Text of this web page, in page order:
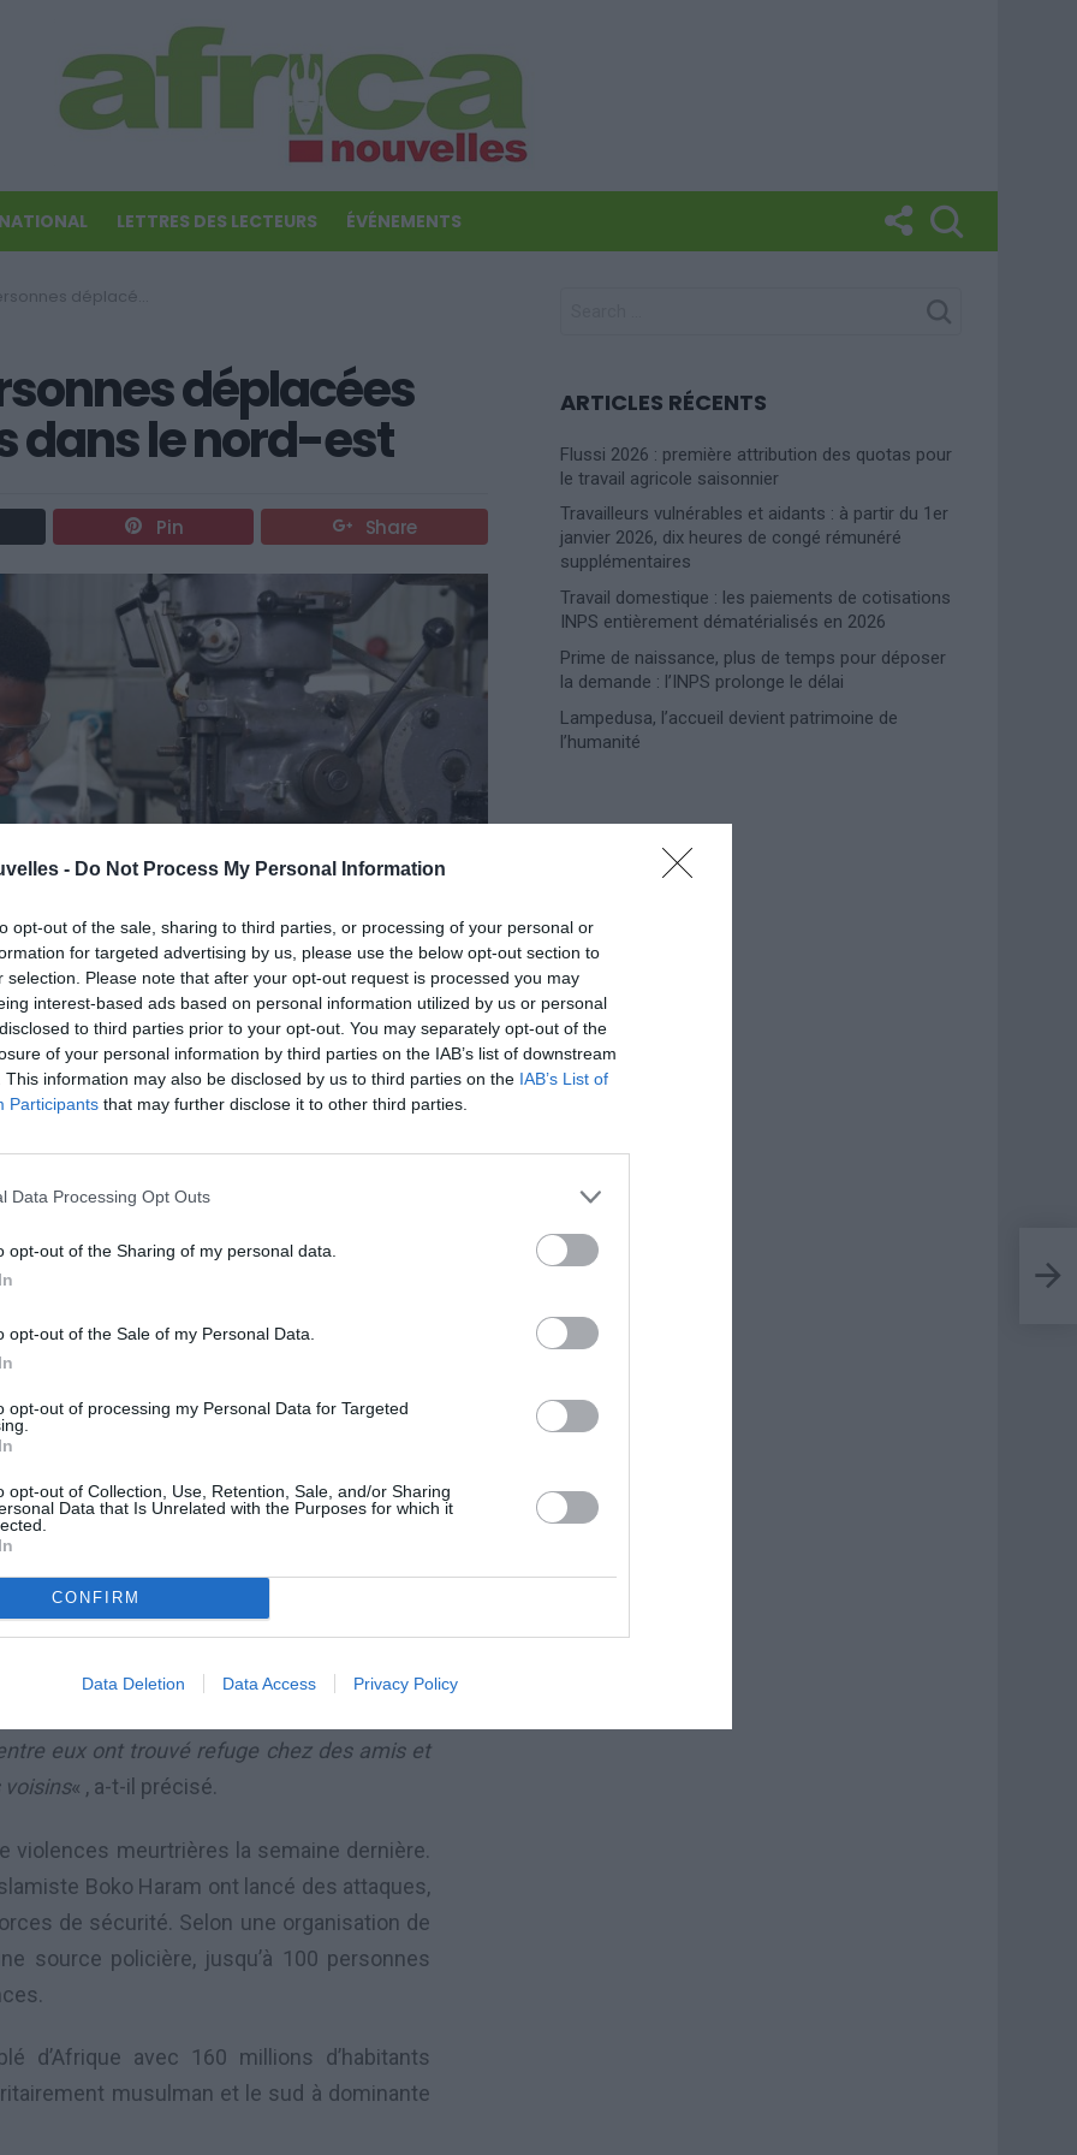
- Do Not Process My Personal Information
opt-out of the sale, sharing to third parties, or processing of your personal or
for targeted advertising by us, please use the below opt-out section to
selection. Please note that after your opt-out request is processed you may
interest-based ads based on personal information utilized by us or personal
to third parties prior to your opt-out. You may separately opt-out of the
of your personal information by third parties on the IAB’s list of downstream
This information may also be disclosed by us to third parties on the IAB’s List of
Participants that may further disclose it to other third parties.
Data Processing Opt Outs
opt-out of the Sharing of my personal data.
opt-out of the Sale of my Personal Data.
opt-out of processing my Personal Data for Targeted
opt-out of Collection, Use, Retention, Sale, and/or Sharing
Data that Is Unrelated with the Purposes for which it
CONFIRM
Data Deletion Data Access Privacy Policy
LETTRES DES LECTEURS ÉVÉNEMENTS
des violences dans le nord-est
déplacées
dans le nord-est
Pin Share
situation dans le Nord du pays est encire
tension.
la ville de Damaturu, dans le nord-est du
à la suite de violents affrontements
combattants islamistes et forces de
90.000 personnes déplacées après les
coordinateur pour la région du nord-est de
viennent de la zone de Pompomari, qui
ont perdu leurs habitations, d’autres
le responsable.
ne pas aller dans un camp temporaire pour
eux ont trouvé refuge chez des amis et
voisins« , a-t-il précisé.
violences meurtrières la semaine dernière.
Boko Haram ont lancé des attaques,
de sécurité. Selon une organisation de
source policière, jusqu’à 100 personnes
d’Afrique avec 160 millions d’habitants
musulman et le sud à dominante
ARTICLES RÉCENTS
Flussi 2026 : première attribution des quotas pour
le travail agricole saisonnier
Travailleurs vulnérables et aidants : à partir du 1er
janvier 2026, dix heures de congé rémunéré
supplémentaires
Travail domestique : les paiements de cotisations
INPS entièrement dématérialisés en 2026
Prime de naissance, plus de temps pour déposer
la demande : l’INPS prolonge le délai
Lampedusa, l’accueil devient patrimoine de
l’humanité
Photoshoot Paris